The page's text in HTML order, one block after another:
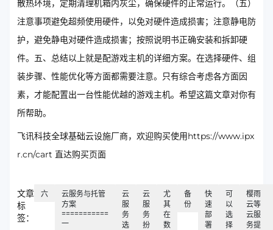
散热环境，定期清理机箱内灰尘，确保硬件的正常运行。（五）
注意事项避免超频使用硬件，以免对硬件造成损害；注意静电防
护，避免静电对硬件造成损害；按照说明书正确安装和拆卸硬
件。五、总结以上就是配游戏主机的详细方案。在选择硬件、组
装步骤、性能优化等方面都需要注意。只有综合考虑各方面因
素，才能配置出一台性能优越的游戏主机。希望这篇文章对你有
所帮助。
飞讯科技全球基础云设施厂商，欢迎购买使用https://www.ipx
r.cn/cart 直达购买页面
文章
标
签：
六
云服务与托管
方案
===========
一
云
服
务
选
云
服
务
扮
尤
其
在
数
备
份
快
速
部
署
可
以
选
择
樱雨
云等
云服
务提